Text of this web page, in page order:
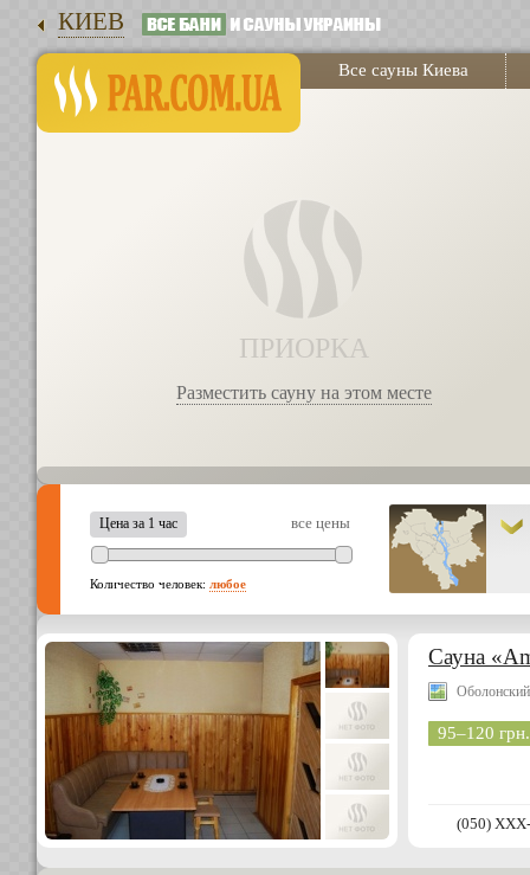
КИЕВ
Все сауны Киева
ПРИОРКА
Разместить сауну на этом месте
Цена за 1 час все цены
Количество человек: любое
Сауна
95–120 грн.
(050)